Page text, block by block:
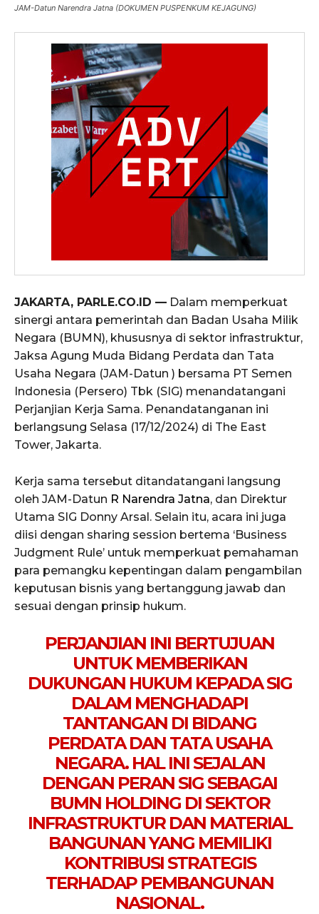
JAM-Datun Narendra Jatna (DOKUMEN PUSPENKUM KEJAGUNG)
JAKARTA, PARLE.CO.ID — Dalam memperkuat
sinergi antara pemerintah dan Badan Usaha Milik
Negara (BUMN), khususnya di sektor infrastruktur,
Jaksa Agung Muda Bidang Perdata dan Tata
Usaha Negara (JAM-Datun ) bersama PT Semen
Indonesia (Persero) Tbk (SIG) menandatangani
Perjanjian Kerja Sama. Penandatanganan ini
berlangsung Selasa (17/12/2024) di The East
Tower, Jakarta.
Kerja sama tersebut ditandatangani langsung
oleh JAM-Datun R Narendra Jatna, dan Direktur
Utama SIG Donny Arsal. Selain itu, acara ini juga
diisi dengan sharing session bertema ‘Business
Judgment Rule’ untuk memperkuat pemahaman
para pemangku kepentingan dalam pengambilan
keputusan bisnis yang bertanggung jawab dan
sesuai dengan prinsip hukum.
PERJANJIAN INI BERTUJUAN
UNTUK MEMBERIKAN
DUKUNGAN HUKUM KEPADA SIG
DALAM MENGHADAPI
TANTANGAN DI BIDANG
PERDATA DAN TATA USAHA
NEGARA. HAL INI SEJALAN
DENGAN PERAN SIG SEBAGAI
BUMN HOLDING DI SEKTOR
INFRASTRUKTUR DAN MATERIAL
BANGUNAN YANG MEMILIKI
KONTRIBUSI STRATEGIS
TERHADAP PEMBANGUNAN
NASIONAL.